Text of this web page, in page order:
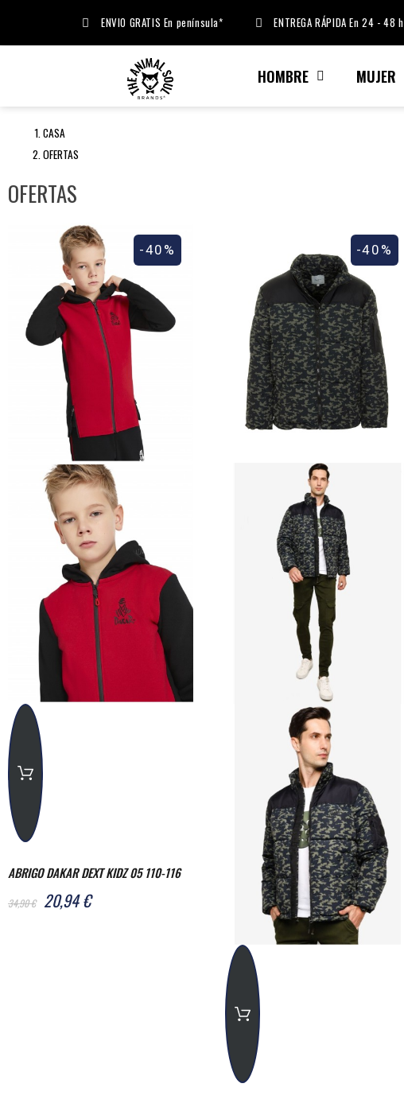
ENVIO GRATIS En península* ENTREGA RÁPIDA En 24 - 48 h
HOMBRE MUJER
CASA
OFERTAS
OFERTAS
ABRIGO DAKAR DEXT KIDZ 05 110-116
34,90 € 20,94 €
-40% -40%